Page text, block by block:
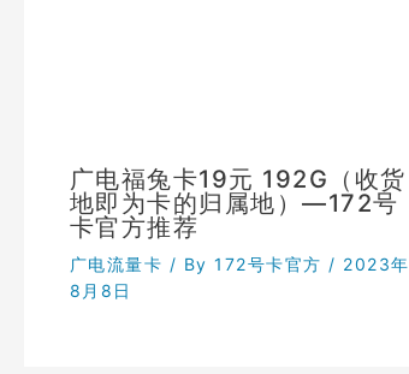
广电福兔卡19元 192G（收货
地即为卡的归属地）—172号
卡官方推荐
广电流量卡 / By 172号卡官方 / 2023年
8月8日